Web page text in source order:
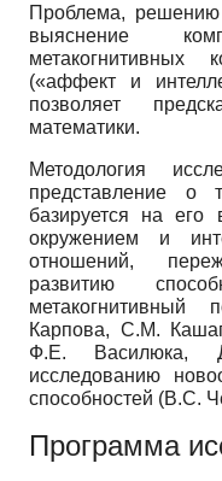
Проблема,
выяснение
метакогнитивных
(«аффект и
позволяет
математики.
Методология
представление о
базируется на его
окружением и
отношений,
развитию
Карпова, С.М.
Ф.Е. Василюка,
исследованию
способностей (В.С.
Программа